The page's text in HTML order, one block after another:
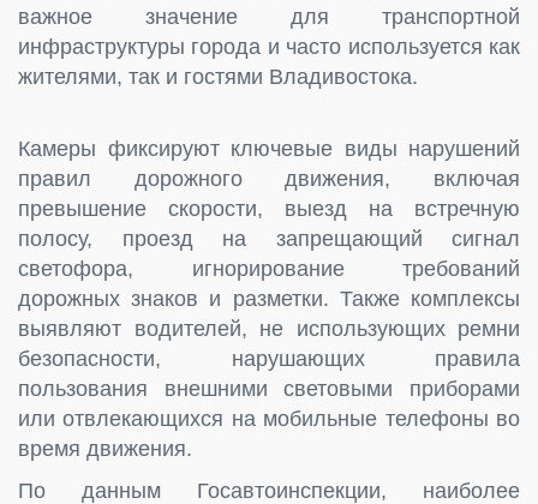
важное значение для транспортной
инфраструктуры города и часто используется как
жителями, так и гостями Владивостока.
Камеры фиксируют ключевые виды нарушений
правил дорожного движения, включая
превышение скорости, выезд на встречную
полосу, проезд на запрещающий сигнал
светофора, игнорирование требований
дорожных знаков и разметки. Также комплексы
выявляют водителей, не использующих ремни
безопасности, нарушающих правила
пользования внешними световыми приборами
или отвлекающихся на мобильные телефоны во
время движения.
По данным Госавтоинспекции, наиболее